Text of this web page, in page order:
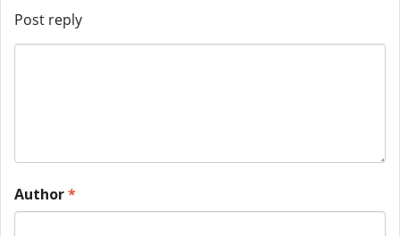
Post reply
Author*